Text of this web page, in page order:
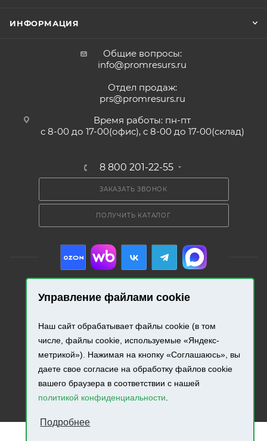
Управление файлами cookie
Наш сайт обрабатывает файлы cookie (в том
числе, файлы cookie, используемые «Яндекс-
метрикой»). Нажимая на кнопку «Соглашаюсь», вы
даете свое согласие на обработку файлов cookie
вашего браузера в соответствии с нашей
политикой конфиденциальности.
Подробнее
ИНФОРМАЦИЯ
Общие вопросы:
info@promresurs.ru
Отдел продаж:
prs@promresurs.ru
Время работы: пн-пт
с 8-00 до 17-00(офис), с 8-00 до 17-00(склад)
8 800 201-22-55
ЗАКАЗАТЬ ЗВОНОК
ПОЛУЧИТЬ КАТАЛОГ
Разработка и продвижение сайта.